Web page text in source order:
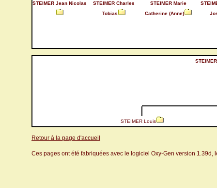
STEIMER Jean Nicolas
STEIMER Charles
Tobias
STEIMER Marie
Catherine (Anne)
STEIMER Louis
Retour à la page d'accueil
Ces pages ont été fabriquées avec le logiciel Oxy-Gen version 1.39d,